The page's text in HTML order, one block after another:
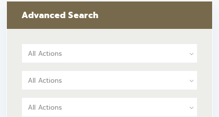
Advanced Search
All Actions
All Actions
All Actions